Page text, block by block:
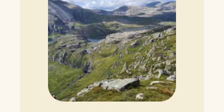
mylonittane i lausrivingsplanet
er meir utsette for erosjon enn
konglomerata, noko som
skaper bratte…